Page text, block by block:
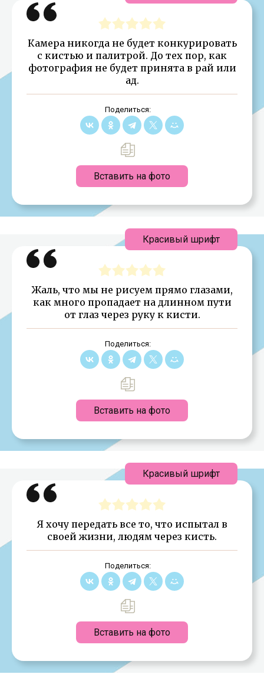
Камера никогда не будет конкурировать
с кистью и палитрой. До тех пор, как
фотография не будет принята в рай или
ад.
Поделиться:
Вставить на фото
Жаль, что мы не рисуем прямо глазами,
как много пропадает на длинном пути
от глаз через руку к кисти.
Поделиться:
Вставить на фото
Красивый шрифт
Я хочу передать все то, что испытал в
своей жизни, людям через кисть.
Поделиться:
Вставить на фото
Красивый шрифт